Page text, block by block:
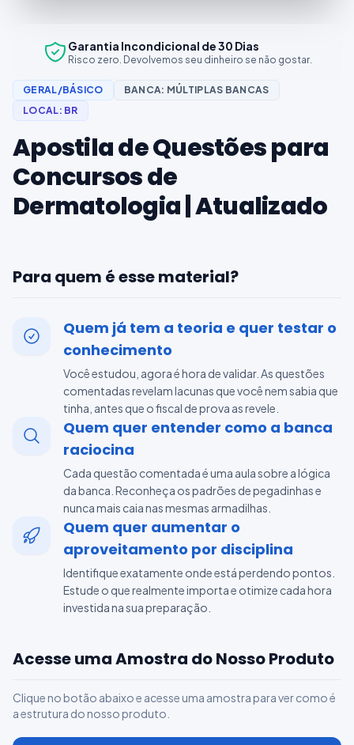
Garantia Incondicional de 30 Dias
Risco zero. Devolvemos seu dinheiro se não gostar.
GERAL/BÁSICO BANCA: MÚLTIPLAS BANCAS
LOCAL: BR
Apostila de Questões para
Concursos de
Dermatologia | Atualizado
Para quem é esse material?
Quem já tem a teoria e quer testar o
conhecimento
Você estudou, agora é hora de validar. As questões
comentadas revelam lacunas que você nem sabia que
tinha, antes que o fiscal de prova as revele.
Quem quer entender como a banca
raciocina
Cada questão comentada é uma aula sobre a lógica
da banca. Reconheça os padrões de pegadinhas e
nunca mais caia nas mesmas armadilhas.
Quem quer aumentar o
aproveitamento por disciplina
Identifique exatamente onde está perdendo pontos.
Estude o que realmente importa e otimize cada hora
investida na sua preparação.
Acesse uma Amostra do Nosso Produto
Clique no botão abaixo e acesse uma amostra para ver como é
a estrutura do nosso produto.